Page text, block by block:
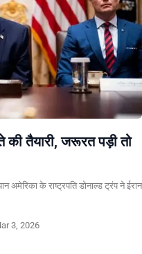
तैयारी, जरूरत पड़ी तो
अमेरिका के राष्ट्रपति डोनाल्ड ट्रंप ने ईरान
3, 2026